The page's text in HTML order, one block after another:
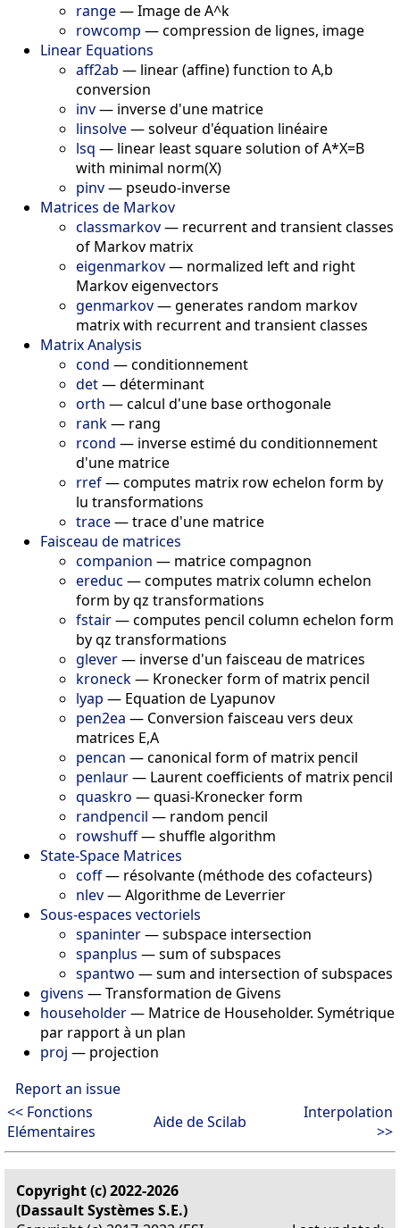
range—Image de A^k
rowcomp —compression de lignes, image
Linear Equations
aff2ab — linear (affine) function to A,b
conversion
inv— inverse d'une matrice
linsolve—solveur d'équation linéaire
lsq — linear least square solution of A*X=B
with minimal norm(X)
pinv— pseudo-inverse
Matrices de Markov
classmarkov— recurrent and transient classes
of Markov matrix
eigenmarkov— normalized left and right
Markov eigenvectors
genmarkov—generates random markov
matrix with recurrent and transient classes
Matrix Analysis
cond —conditionnement
det—déterminant
orth —calcul d'une base orthogonale
rank— rang
rcond — inverse estimé du conditionnement
d'une matrice
rref—computes matrix row echelon form by
lu transformations
trace—trace d'une matrice
Faisceau de matrices
companion — matrice compagnon
ereduc —computes matrix column echelon
form by qz transformations
fstair—computes pencil column echelon form
by qz transformations
glever— inverse d'un faisceau de matrices
kroneck— Kronecker form of matrix pencil
lyap — Equation de Lyapunov
pen2ea — Conversion faisceau vers deux
matrices E,A
pencan —canonical form of matrix pencil
penlaur— Laurent coefficients of matrix pencil
quaskro —quasi-Kronecker form
randpencil — random pencil
rowshuff—shuffle algorithm
State-Space Matrices
coff— résolvante (méthode des cofacteurs)
nlev—Algorithme de Leverrier
Sous-espaces vectoriels
spaninter—subspace intersection
spanplus —sum of subspaces
spantwo —sum and intersection of subspaces
givens —Transformation de Givens
householder— Matrice de Householder. Symétrique
par rapport à un plan
proj — projection
Report an issue
<< Fonctions
Elémentaires
Aide de Scilab
Interpolation
>>
Copyright (c) 2022-2026
(Dassault Systèmes S.E.)